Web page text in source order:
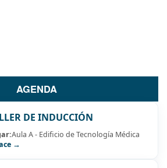
AGENDA
DE INDUCCIÓN
Aula A - Edificio de Tecnología Médica
→